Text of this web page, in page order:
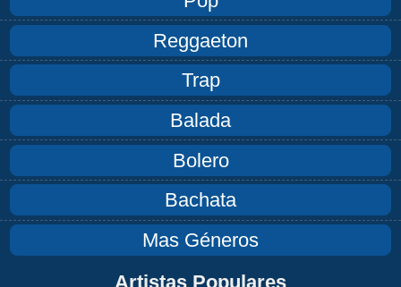
Reggaeton
Trap
Balada
Bolero
Bachata
Mas Géneros
Artistas Populares